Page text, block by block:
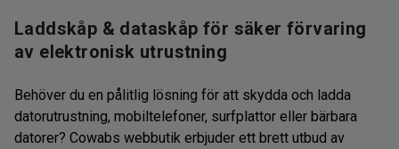
Laddskåp & dataskåp för säker förvaring
av elektronisk utrustning
Behöver du en pålitlig lösning för att skydda och ladda
datorutrustning, mobiltelefoner, surfplattor eller bärbara
datorer? Cowabs webbutik erbjuder ett brett utbud av